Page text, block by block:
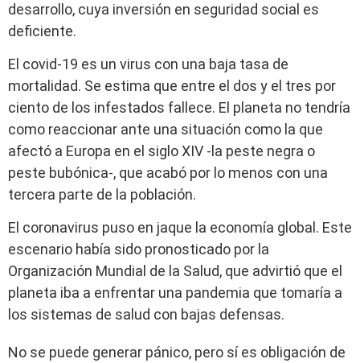
desarrollo, cuya inversión en seguridad social es
deficiente.
El covid-19 es un virus con una baja tasa de
mortalidad. Se estima que entre el dos y el tres por
ciento de los infestados fallece. El planeta no tendría
como reaccionar ante una situación como la que
afectó a Europa en el siglo XIV -la peste negra o
peste bubónica-, que acabó por lo menos con una
tercera parte de la población.
El coronavirus puso en jaque la economía global. Este
escenario había sido pronosticado por la
Organización Mundial de la Salud, que advirtió que el
planeta iba a enfrentar una pandemia que tomaría a
los sistemas de salud con bajas defensas.
No se puede generar pánico, pero sí es obligación de